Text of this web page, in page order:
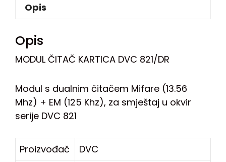
Opis
Opis
MODUL ČITAČ KARTICA DVC 821/DR
Modul s dualnim čitačem Mifare (13.56
Mhz) + EM (125 Khz), za smještaj u okvir
serije DVC 821
Proizvođač
DVC